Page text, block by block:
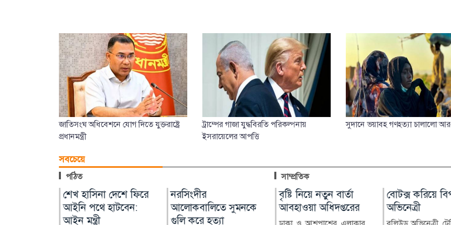
জাতিসংঘ অধিবেশনে যোগ দিতে যুক্তরাষ্ট্রে
প্রধানমন্ত্রী
ট্রাম্পের গাজা যুদ্ধবিরতি পরিকল্পনায়
ইসরায়েলের আপত্তি
সুদানে ভয়াবহ গণহত্যা চালালো
সবচেয়ে
পঠিত সাম্প্রতিক
শেখ হাসিনা দেশে ফিরে
আইনি পথে হাটবেন:
আইন মন্ত্রী
নরসিংদীর
আলোকবালিতে সুমনকে
গুলি করে হত্যা
শাহজালাল বিমানবন্দরের
বলাকা লাউঞ্জে আগুন
পিরোজপুরে
মাদ্রাসা কাম
সেন্টার পরিদর্শন
আন্তর্জাতিক আদিবাসী
দিবস ২০২৬ : বৈচিত্র্যে
সমৃদ্ধ বাংলাদেশে মর্যাদা
মনোহরদীতে ডোবায়
ডুবে দুই শিশুর মর্মান্তিক
মৃত্যু
বৃষ্টি নিয়ে নতুন বার্তা
আবহাওয়া অধিদপ্তরের
বোটক্স করিয়ে
অভিনেত্রী